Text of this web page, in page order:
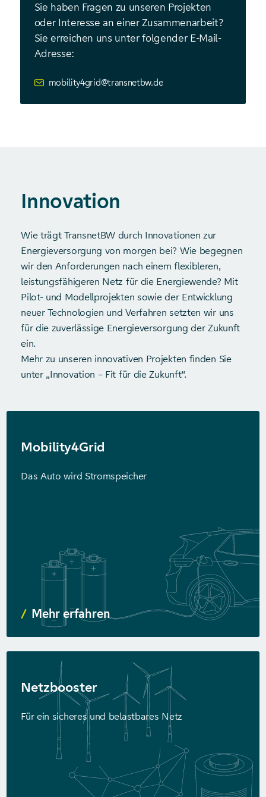
Sie haben Fragen zu unseren Projekten
oder Interesse an einer Zusammenarbeit?
Sie erreichen uns unter folgender E-Mail-
Adresse:
mobility4grid@transnetbw.de
Innovation
Wie trägt TransnetBW durch Innovationen zur
Energieversorgung von morgen bei? Wie begegnen
wir den Anforderungen nach einem flexibleren,
leistungsfähigeren Netz für die Energiewende? Mit
Pilot- und Modellprojekten sowie der Entwicklung
neuer Technologien und Verfahren setzten wir uns
für die zuverlässige Energieversorgung der Zukunft
ein.
Mehr zu unseren innovativen Projekten finden Sie
unter „Innovation – Fit für die Zukunft“.
Mobility4Grid
Das Auto wird Strom­speicher
Mehr erfahren
Netzbooster
Für ein sicheres und belastbares Netz